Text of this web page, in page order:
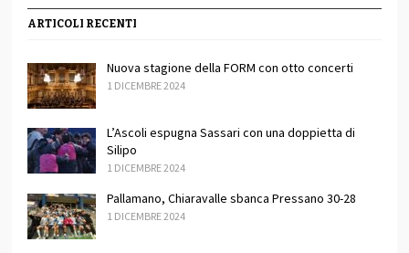
ARTICOLI RECENTI
Nuova stagione della FORM con otto concerti
1 DICEMBRE 2024
L’Ascoli espugna Sassari con una doppietta di
Silipo
1 DICEMBRE 2024
Pallamano, Chiaravalle sbanca Pressano 30-28
1 DICEMBRE 2024